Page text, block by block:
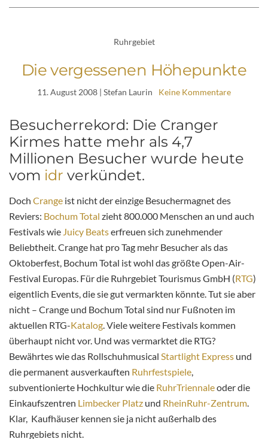
Ruhrgebiet
Die vergessenen Höhepunkte
11. August 2008 | Stefan Laurin Keine Kommentare
Besucherrekord: Die Cranger
Kirmes hatte mehr als 4,7
Millionen Besucher wurde heute
vom idr verkündet.
Doch Crange ist nicht der einzige Besuchermagnet des
Reviers: Bochum Total zieht 800.000 Menschen an und auch
Festivals wie Juicy Beatserfreuen sich zunehmender
Beliebtheit. Crange hat pro Tag mehr Besucher als das
Oktoberfest, Bochum Total ist wohl das größte Open-Air-
Festival Europas. Für die Ruhrgebiet Tourismus GmbH (RTG)
eigentlich Events, die sie gut vermarkten könnte. Tut sie aber
nicht – Crange und Bochum Total sind nur Fußnoten im
aktuellen RTG-Katalog. Viele weitere Festivals kommen
überhaupt nicht vor. Und was vermarktet die RTG?
Bewährtes wie das Rollschuhmusical Startlight Express und
die permanent ausverkauften Ruhrfestspiele,
subventionierte Hochkultur wie die RuhrTriennaleoder die
Einkaufszentren Limbecker Platz und RheinRuhr-Zentrum.
Klar, Kaufhäuser kennen sie ja nicht außerhalb des
Ruhrgebiets nicht.